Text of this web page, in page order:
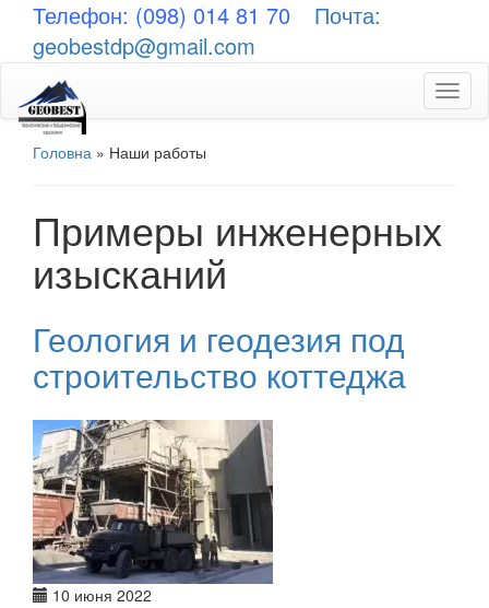
Телефон: (098) 014 81 70
Почта:
geobestdp@gmail.com
Головна » Наши работы
Примеры инженерных
изысканий
Геология и геодезия под
строительство коттеджа
10 июня 2022